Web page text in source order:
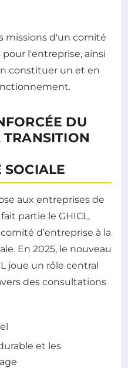
DU
SOCIALE
aux entreprises de
partie le GHICL,
d’entreprise à la
En 2025, le nouveau
joue un rôle central
des consultations
et les